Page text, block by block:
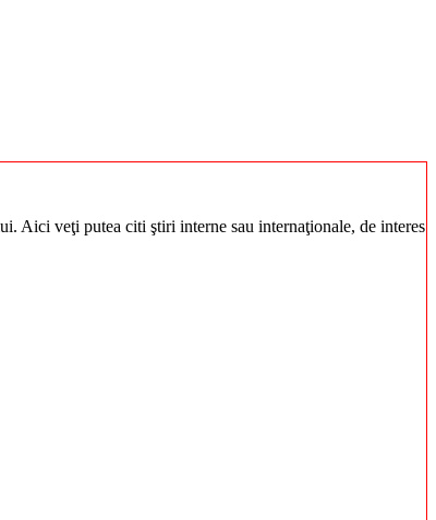
Aici veţi putea citi ştiri interne sau internaţionale, de interes